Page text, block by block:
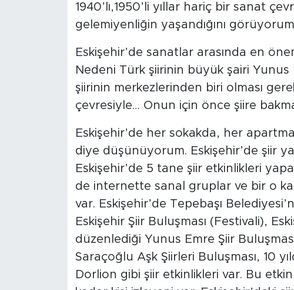
1940’lı,1950’li yıllar hariç bir sanat
gelemiyenliğin yaşandığını
Eskişehir’de sanatlar arasında en
Nedeni Türk şiirinin büyük şairi Yunus
şiirinin merkezlerinden biri olması
çevresiyle… Onun için önce şiire
Eskişehir’de her sokakda, her
diye düşünüyorum. Eskişehir’de şiir
Eskişehir’de 5 tane şiir etkinlikleri
de internette sanal gruplar ve bir o
var. Eskişehir’de Tepebaşı
Eskişehir Şiir Buluşması (Festivali),
düzenlediği Yunus Emre Şiir
Saraçoğlu Aşk Şiirleri Buluşması, 10
Dorlion gibi şiir etkinlikleri var. Bu